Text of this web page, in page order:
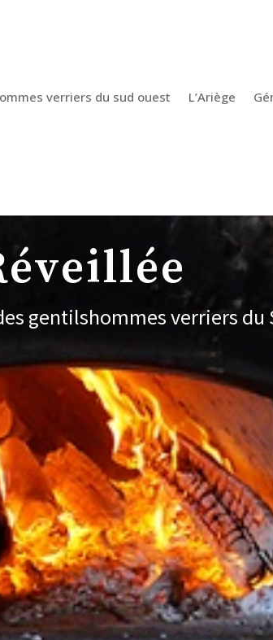
verriers du sud ouest L’Ariège
gentilshommes verriers du